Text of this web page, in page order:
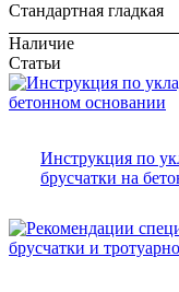
Стандартная гладкая
Наличие
Статьи
Инструкция по
брусчатки на